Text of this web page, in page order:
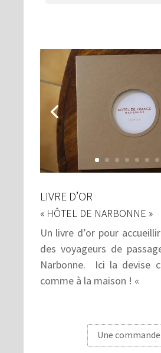
LIVRE D’OR
« HÔTEL DE NARBONNE »
Un livre d’or pour
des voyageurs de
Narbonne. Ici la devise
comme à la maison ! «
Une